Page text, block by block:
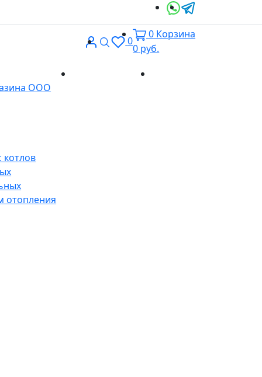
ВходПоиск
0
0 Корзина
0 руб.
ООО
котлов
отопления